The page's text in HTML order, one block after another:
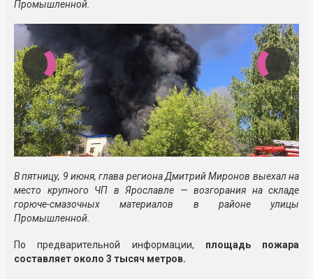
Промышленной.
В пятницу, 9 июня, глава региона Дмитрий Миронов выехал на
место крупного ЧП в Ярославле — возгорания на складе
горюче-смазочных материалов в районе улицы
Промышленной.
По предварительной информации, площадь пожара
составляет около 3 тысяч метров.